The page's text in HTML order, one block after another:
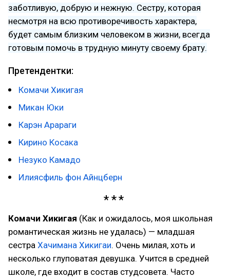
заботливую, добрую и нежную. Сестру, которая
несмотря на всю противоречивость характера,
будет самым близким человеком в жизни, всегда
готовым помочь в трудную минуту своему брату.
Претендентки:
Комачи Хикигая
Микан Юки
Карэн Арараги
Кирино Косака
Незуко Камадо
Илиясфиль фон Айнцберн
Комачи Хикигая (Как и ожидалось, моя школьная
романтическая жизнь не удалась) — младшая
сестра Хачимана Хикигаи. Очень милая, хоть и
несколько глуповатая девушка. Учится в средней
школе, где входит в состав студсовета. Часто